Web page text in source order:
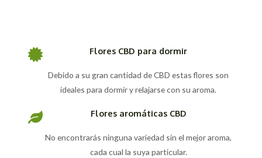
Flores CBD para dormir
Debido a su gran cantidad de CBD estas flores son
ideales para dormir y relajarse con su aroma.
Flores aromáticas CBD
No encontrarás ninguna variedad sin el mejor aroma,
cada cual la suya particular.